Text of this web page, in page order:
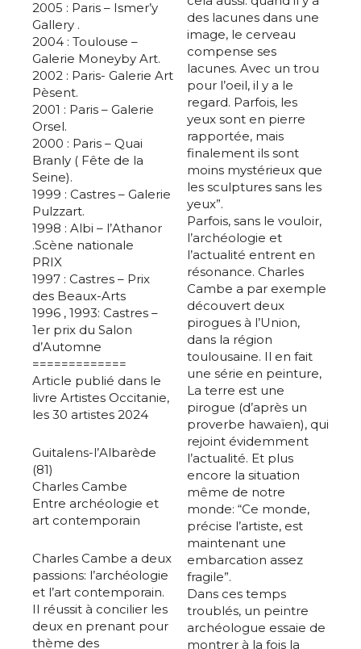
2005 : Paris – Ismer’y
Gallery .
2004 : Toulouse –
Galerie Moneyby Art.
2002 : Paris- Galerie Art
Pèsent.
2001 : Paris – Galerie
Orsel.
2000 : Paris – Quai
Branly ( Fête de la
Seine).
1999 : Castres – Galerie
Pulzzart.
1998 : Albi – l’Athanor
.Scène nationale
PRIX
1997 : Castres – Prix
des Beaux-Arts
1996 , 1993: Castres –
1er prix du Salon
d’Automne
=============
Article publié dans le
livre Artistes Occitanie,
les 30 artistes 2024
Guitalens-l’Albarède
(81)
Charles Cambe
Entre archéologie et
art contemporain
Charles Cambe a deux
passions: l’archéologie
et l’art contemporain.
Il réussit à concilier les
deux en prenant pour
thème des
des lacunes dans une
image, le cerveau
compense ses
lacunes. Avec un trou
pour l’oeil, il y a le
regard. Parfois, les
yeux sont en pierre
rapportée, mais
finalement ils sont
moins mystérieux que
les sculptures sans les
yeux”.
Parfois, sans le vouloir,
l’archéologie et
l’actualité entrent en
résonance. Charles
Cambe a par exemple
découvert deux
pirogues à l’Union,
dans la région
toulousaine. Il en fait
une série en peinture,
La terre est une
pirogue (d’après un
proverbe hawaïen), qui
rejoint évidemment
l’actualité. Et plus
encore la situation
même de notre
monde: “Ce monde,
précise l’artiste, est
maintenant une
embarcation assez
fragile”.
Dans ces temps
troublés, un peintre
archéologue essaie de
montrer à la fois la